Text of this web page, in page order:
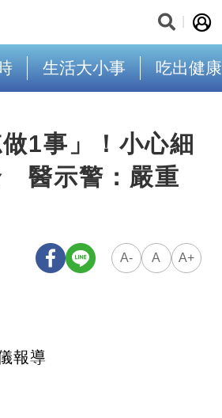
生活大小事 吃出健康
1事」！小心細
醫示警：嚴重
A- A A+
報導